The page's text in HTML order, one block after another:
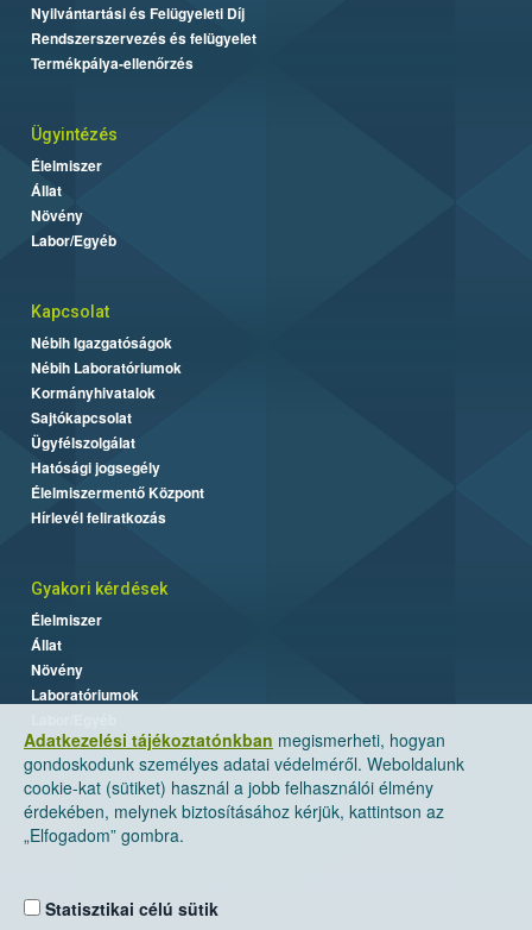
Adatkezelési tájékoztatónkban megismerheti, hogyan
gondoskodunk személyes adatai védelméről. Weboldalunk
cookie-kat (sütiket) használ a jobb felhasználói élmény
érdekében, melynek biztosításához kérjük, kattintson az
„Elfogadom” gombra.
Statisztikai célú sütik
Nyilvántartási és Felügyeleti Díj
Rendszerszervezés és felügyelet
Termékpálya-ellenőrzés
Ügyintézés
Élelmiszer
Állat
Növény
Labor/Egyéb
Kapcsolat
Nébih Igazgatóságok
Nébih Laboratóriumok
Kormányhivatalok
Sajtókapcsolat
Ügyfélszolgálat
Hatósági jogsegély
Élelmiszermentő Központ
Hírlevél feliratkozás
Gyakori kérdések
Élelmiszer
Állat
Növény
Laboratóriumok